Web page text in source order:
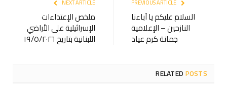
السلام عليكم يا آباءنا
النازحين – الإعلامية
جمانة كرم عياد
NEXT ARTICLE
ملخص الإعتداءات
الإسرائيلية على الأراضي
اللبنانية بتاريخ ١٩/٥/٢٠٢٦
RELATEDPOSTS